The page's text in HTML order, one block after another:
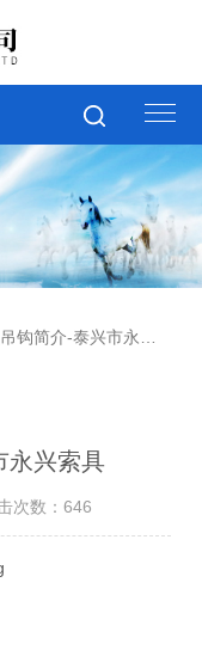
简介-泰兴市永兴索具
永兴索具
次数：646